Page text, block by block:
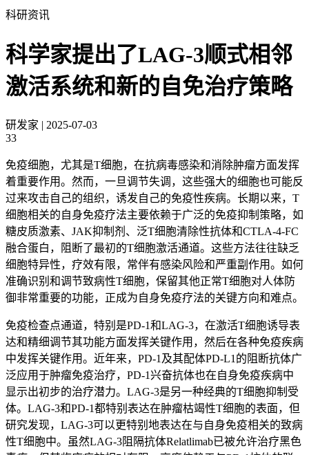
科研资讯
科学家提出了LAG-3顺式相邻
激活系统和新的自免治疗策略
研发家 | 2025-07-03
33
免疫细胞，尤其是T细胞，在抗病毒感染和消除肿瘤方面发挥
着重要作用。然而，一旦调节失调，这些强大的细胞也可能反
过来攻击自己的组织，诱发自己的免疫性疾病。长期以来，T
细胞相关的自身免疫疗法主要依赖于广泛的免疫抑制策略，如
糖皮质激素、JAK抑制剂、泛T细胞清除性抗体和CTLA-4-FC
融合蛋白，阻断了最初的T细胞激活通道。这些方法往往缺乏
细胞特异性，疗效有限，常伴有感染风险和严重副作用。如何
准确识别和调节致病性T细胞，保留其他正常T细胞对人体防
御非常重要的功能，正成为自身免疫疗法的关键方向和难点。
免疫检查点通道，特别是PD-1和LAG-3，在激活T细胞诱导表
达和精细调节其功能方面发挥关键作用，然后在各种免疫疾病
中发挥关键作用。近年来，PD-1及其配体PD-L1的阻断抗体广
泛应用于肿瘤免疫治疗，PD-1兴奋抗体也在自身免疫疾病中
显示出初步的治疗潜力。LAG-3是另一种经典的T细胞抑制受
体。LAG-3和PD-1都特别表达在肿瘤枯竭性T细胞的表面，但
研究发现，LAG-3可以更特别地表达在与自身免疫相关的致病
性T细胞中。虽然LAG-3阻隔抗体Relatlimab已被允许治疗黑色